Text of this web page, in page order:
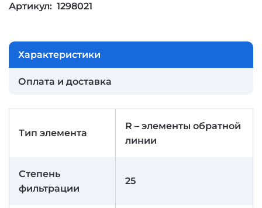
Артикул: 1298021
Характеристики
Оплата и доставка
Тип элемента
R – элементы обратной
линии
Степень
фильтрации
25